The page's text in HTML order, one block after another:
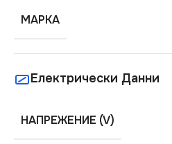
МАРКА
Електрически Данни
НАПРЕЖЕНИЕ (V)